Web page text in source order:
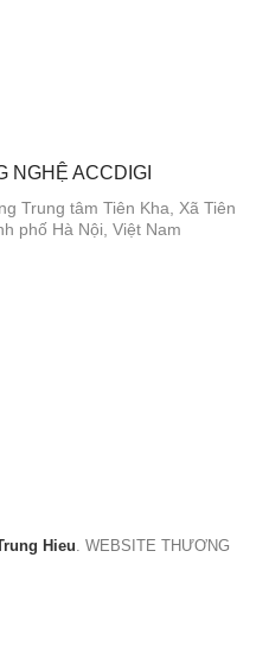
NGHỆ ACCDIGI
Trung tâm Tiên Kha, Xã Tiên
phố Hà Nội, Việt Nam
Hieu. WEBSITE THƯƠNG